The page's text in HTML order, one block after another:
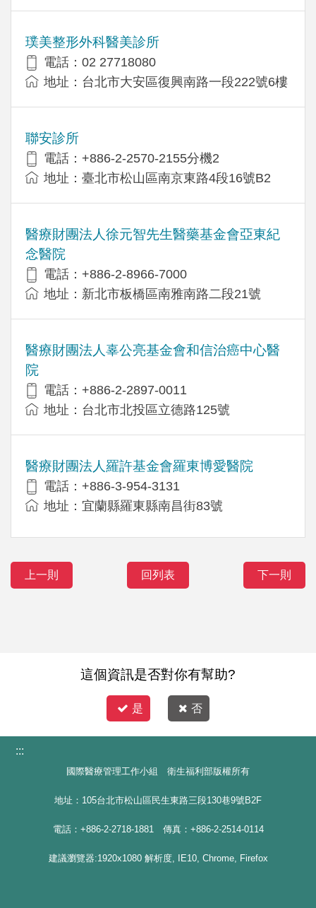
璞美整形外科醫美診所
電話：02 27718080
地址：台北市大安區復興南路一段222號6樓
聯安診所
電話：+886-2-2570-2155分機2
地址：臺北市松山區南京東路4段16號B2
醫療財團法人徐元智先生醫藥基金會亞東紀
念醫院
電話：+886-2-8966-7000
地址：新北市板橋區南雅南路二段21號
醫療財團法人辜公亮基金會和信治癌中心醫
院
電話：+886-2-2897-0011
地址：台北市北投區立德路125號
醫療財團法人羅許基金會羅東博愛醫院
電話：+886-3-954-3131
地址：宜蘭縣羅東縣南昌街83號
上一則 回列表 下一則
這個資訊是否對你有幫助?
是 否
:::
國際醫療管理工作小組 衛生福利部版權所有
地址：105台北市松山區民生東路三段130巷9號B2F
電話：+886-2-2718-1881 傳真：+886-2-2514-0114
建議瀏覽器:1920x1080 解析度, IE10, Chrome, Firefox